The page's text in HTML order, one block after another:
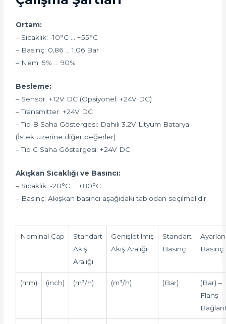
Ortam:
– Sıcaklık: -10°C … +55°C
– Basınç: 0,86 … 1,06 Bar
– Nem: 5% … 90%
Besleme:
– Sensor: +12V DC (Opsiyonel: +24V DC)
– Transmitter: +24V DC
– Tip B Saha Göstergesi: Dahili 3.2V Lityum Batarya
(İstek üzerine diğer değerler)
– Tip C Saha Göstergesi: +24V DC
Akışkan Sıcaklığı ve Basıncı:
– Sıcaklık: -20°C … +80°C
– Basınç: Akışkan basıncı aşağıdaki tablodan seçilmelidir.
Nominal Çap
Standart
Akış
Aralığı
Genişletilmiş
Akış Aralığı
Standart
Basınç
Basınç
(mm) (inch) (m³/h) (m³/h) (Bar)
(Bar) –
Flanş